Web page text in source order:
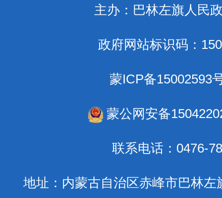
主办：巴林左旗人民
政府网站标识码：
蒙ICP备15002593
蒙公网安备
联系电话：0476-
地址：内蒙古自治区赤峰市巴林